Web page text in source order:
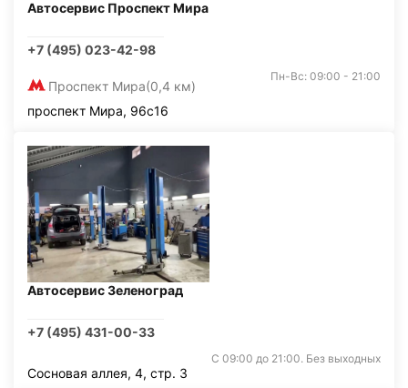
Автосервис Проспект Мира
+7 (495) 023-42-98
Проспект Мира(0,4 км)
Пн-Вс: 09:00 - 21:00
проспект Мира, 96с16
Автосервис Зеленоград
+7 (495) 431-00-33
С 09:00 до 21:00. Без выходных
Сосновая аллея, 4, стр. 3